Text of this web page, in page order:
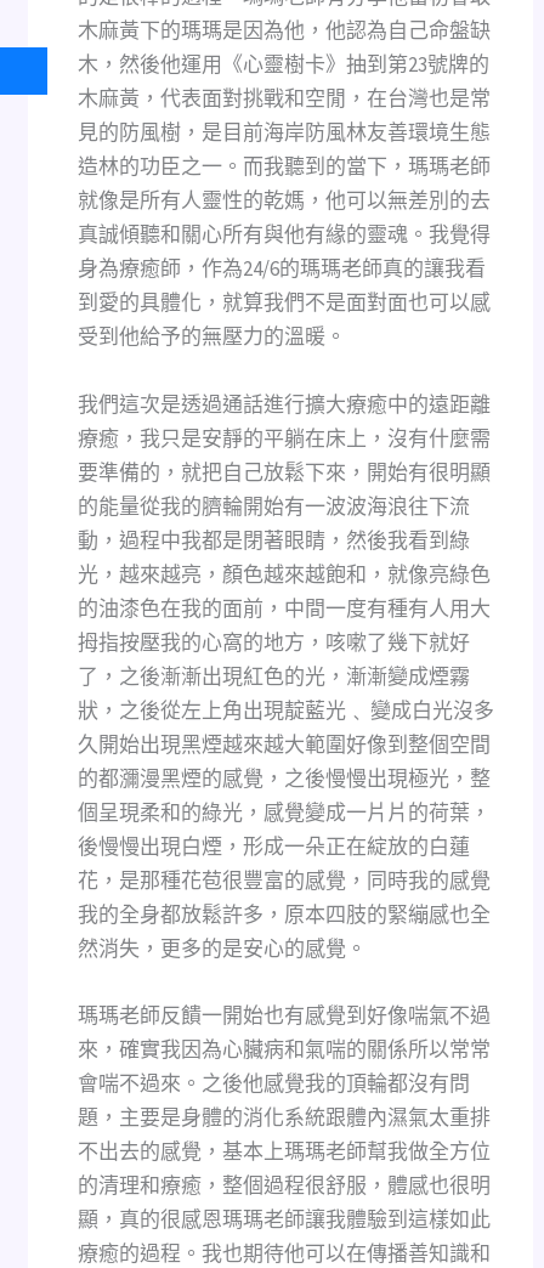
木麻黃下的瑪瑪是因為他，他認為自己命盤缺
木，然後他運用《心靈樹卡》抽到第23號牌的
木麻黃，代表面對挑戰和空閒，在台灣也是常
見的防風樹，是目前海岸防風林友善環境生態
造林的功臣之一。而我聽到的當下，瑪瑪老師
就像是所有人靈性的乾媽，他可以無差別的去
真誠傾聽和關心所有與他有緣的靈魂。我覺得
身為療癒師，作為24/6的瑪瑪老師真的讓我看
到愛的具體化，就算我們不是面對面也可以感
受到他給予的無壓力的溫暖。
我們這次是透過通話進行擴大療癒中的遠距離
療癒，我只是安靜的平躺在床上，沒有什麼需
要準備的，就把自己放鬆下來，開始有很明顯
的能量從我的臍輪開始有一波波海浪往下流
動，過程中我都是閉著眼睛，然後我看到綠
光，越來越亮，顏色越來越飽和，就像亮綠色
的油漆色在我的面前，中間一度有種有人用大
拇指按壓我的心窩的地方，咳嗽了幾下就好
了，之後漸漸出現紅色的光，漸漸變成煙霧
狀，之後從左上角出現靛藍光﹑ 變成白光沒多
久開始出現黑煙越來越大範圍好像到整個空間
的都瀰漫黑煙的感覺，之後慢慢出現極光，整
個呈現柔和的綠光，感覺變成一片片的荷葉，
後慢慢出現白煙，形成一朵正在綻放的白蓮
花，是那種花苞很豐富的感覺，同時我的感覺
我的全身都放鬆許多，原本四肢的緊繃感也全
然消失，更多的是安心的感覺。
瑪瑪老師反饋一開始也有感覺到好像喘氣不過
來，確實我因為心臟病和氣喘的關係所以常常
會喘不過來。之後他感覺我的頂輪都沒有問
題，主要是身體的消化系統跟體內濕氣太重排
不出去的感覺，基本上瑪瑪老師幫我做全方位
的清理和療癒，整個過程很舒服，體感也很明
顯，真的很感恩瑪瑪老師讓我體驗到這樣如此
療癒的過程。我也期待他可以在傳播善知識和